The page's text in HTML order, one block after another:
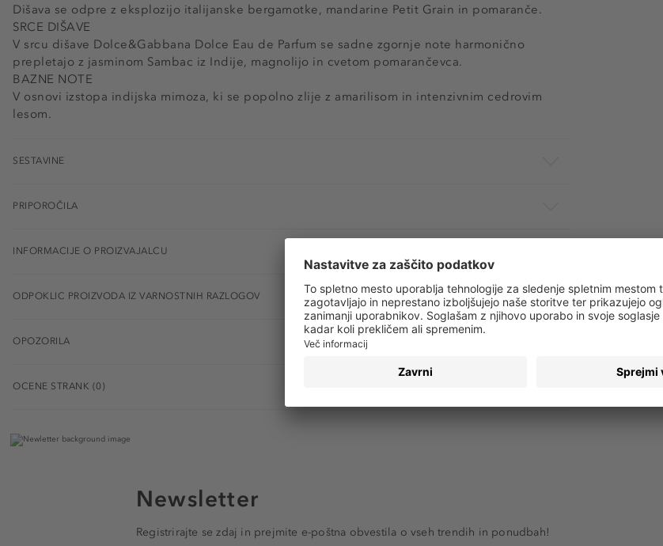
Dišava se odpre z eksplozijo italijanske bergamotke, mandarine Petit Grain in pomaranče.
SRCE DIŠAVE
V srcu dišave Dolce&Gabbana Dolce Eau de Parfum se sadne zgornje note harmonično
prepletajo z jasminom Sambac iz Indije, magnolijo in cvetom pomarančevca.
BAZNE NOTE
V osnovi izstopa indijska mimoza, ki se popolno zlije z amarilisom in intenzivnim cedrovim
lesom.
SESTAVINE
PRIPOROČILA
INFORMACIJE O PROIZVAJALCU
ODPOKLIC PROIZVODA IZ VARNOSTNIH RAZLOGOV
OPOZORILA
OCENE STRANK (0)
Newsletter
Registrirajte se zdaj in prejmite e-poštna obvestila o vseh trendih in ponudbah!